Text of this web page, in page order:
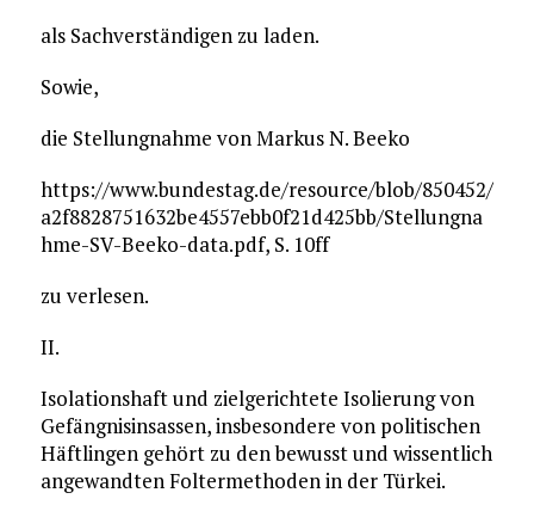
als Sachverständigen zu laden.
Sowie,
die Stellungnahme von Markus N. Beeko
https://www.bundestag.de/resource/blob/850452/
a2f8828751632be4557ebb0f21d425bb/Stellungna
hme-SV-Beeko-data.pdf, S. 10ff
zu verlesen.
II.
Isolationshaft und zielgerichtete Isolierung von
Gefängnisinsassen, insbesondere von politischen
Häftlingen gehört zu den bewusst und wissentlich
angewandten Foltermethoden in der Türkei.